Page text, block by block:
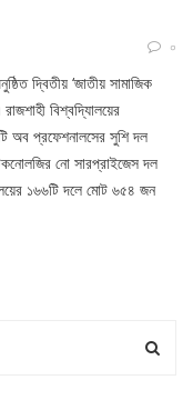
০
দ্বিতীয় ‘জাতীয় সামাজিক
বিশ্বদ্যিালয়ের
অব প্রফেশনালসের সুশি দল
নো সারপ্রাইজেস দল
১৬৬টি দলে মোট ৬৫৪ জন